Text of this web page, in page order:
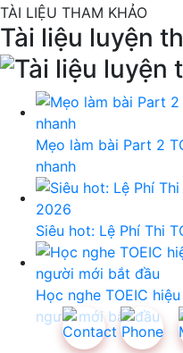
TÀI LIỆU THAM KHẢO
Tài liệu luyện
Mẹo làm bài Part 2
nhanh
Siêu hot: Lệ Phí Thi
Học nghe TOEIC
người mới bắt đầu